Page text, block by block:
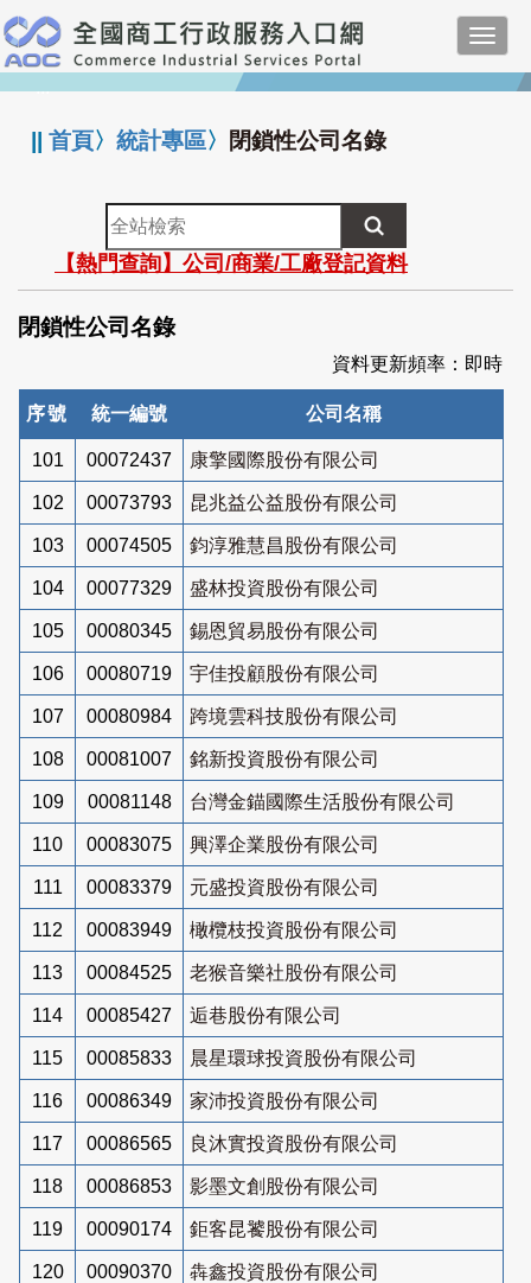
跳
到
主
要
:::
||首頁〉統計專區〉 閉鎖性公司名錄
全
站
檢
索
【熱門查詢】公司/商業/工廠登記資料
閉鎖性公司名錄
資料更新頻率：即時
序號 統一編號 公司名稱
101 00072437 康擎國際股份有限公司
102 00073793 昆兆益公益股份有限公司
103 00074505 鈞淳雅慧昌股份有限公司
104 00077329 盛林投資股份有限公司
105 00080345 錫恩貿易股份有限公司
106 00080719 宇佳投顧股份有限公司
107 00080984 跨境雲科技股份有限公司
108 00081007 銘新投資股份有限公司
109 00081148 台灣金錨國際生活股份有限公司
110 00083075 興澤企業股份有限公司
111 00083379 元盛投資股份有限公司
112 00083949 橄欖枝投資股份有限公司
113 00084525 老猴音樂社股份有限公司
114 00085427 逅巷股份有限公司
115 00085833 晨星環球投資股份有限公司
116 00086349 家沛投資股份有限公司
117 00086565 良沐實投資股份有限公司
118 00086853 影墨文創股份有限公司
119 00090174 鉅客昆饕股份有限公司
120 00090370 犇鑫投資股份有限公司